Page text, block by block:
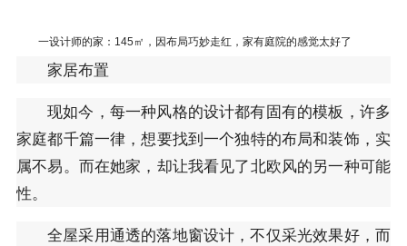
一设计师的家：145㎡，因布局巧妙走红，家有庭院的感觉太好了
家居布置
现如今，每一种风格的设计都有固有的模板，许多
家庭都千篇一律，想要找到一个独特的布局和装饰，实
属不易。而在她家，却让我看见了北欧风的另一种可能
性。
全屋采用通透的落地窗设计，不仅采光效果好，而